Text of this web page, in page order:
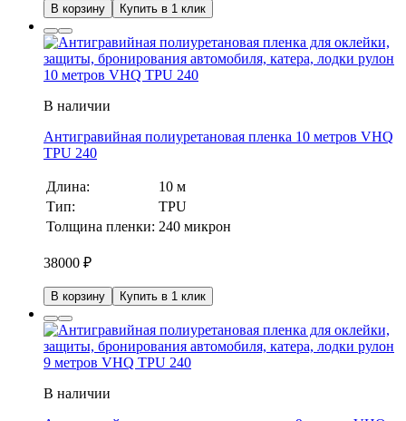
В корзину Купить в 1 клик
В наличии
Антигравийная полиуретановая пленка 10 метров VHQ
TPU 240
Длина:
10 м
Тип:
TPU
Толщина пленки: 240 микрон
38000 ₽
В корзину Купить в 1 клик
В наличии